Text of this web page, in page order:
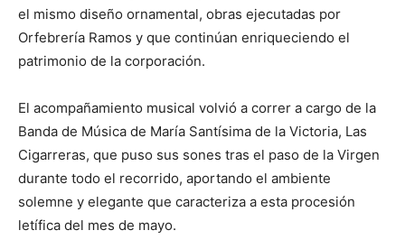
el mismo diseño ornamental, obras ejecutadas por
Orfebrería Ramos y que continúan enriqueciendo el
patrimonio de la corporación.
El acompañamiento musical volvió a correr a cargo de la
Banda de Música de María Santísima de la Victoria, Las
Cigarreras, que puso sus sones tras el paso de la Virgen
durante todo el recorrido, aportando el ambiente
solemne y elegante que caracteriza a esta procesión
letífica del mes de mayo.